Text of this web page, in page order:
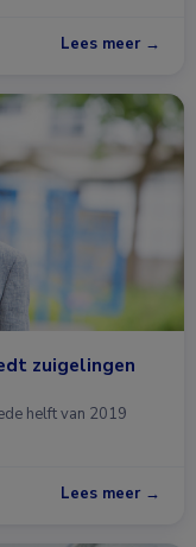
Lees meer →
zuigelingen
helft van 2019
Lees meer →